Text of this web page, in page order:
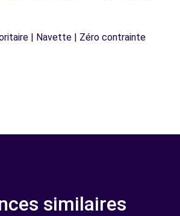
| Navette | Zéro contrainte
similaires